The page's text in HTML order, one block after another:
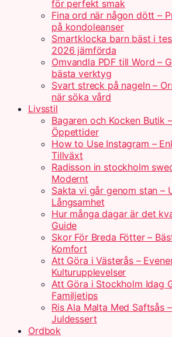
för perfekt smak
Fina ord när någon dött –
på kondoleanser
Smartklocka barn bäst i
2026 jämförda
Omvandla PDF till Word –
bästa verktyg
Svart streck på nageln –
när söka vård
Livsstil
Bagaren och Kocken Butik
Öppettider
How to Use Instagram –
Tillväxt
Radisson in stockholm
Modernt
Sakta vi går genom stan –
Långsamhet
Hur många dagar är det
Guide
Skor För Breda Fötter –
Komfort
Att Göra i Västerås –
Kulturupplevelser
Att Göra i Stockholm Idag
Familjetips
Ris Ala Malta Med Saftsås
Juldessert
Ordbok